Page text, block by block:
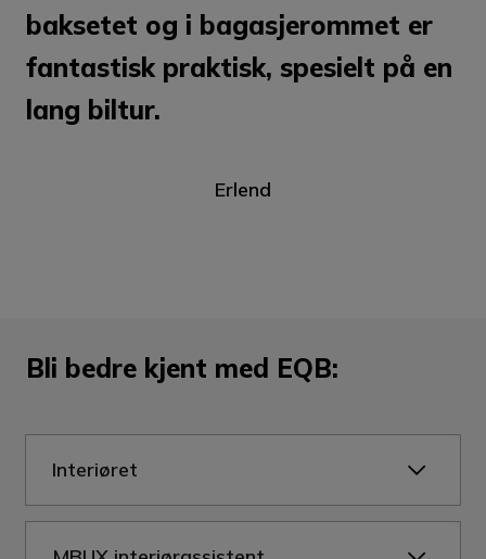
baksetet og i bagasjerommet er
fantastisk praktisk, spesielt på en
lang biltur.
Erlend
Bli bedre kjent med EQB:
Interiøret
Interiøret i nye EQB kombinerer eksklusiv